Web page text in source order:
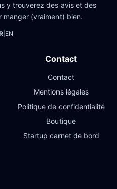
y trouverez des avis et des
manger (vraiment) bien.
| EN
Contact
Contact
Mentions légales
Politique de confidentialité
Boutique
Startup carnet de bord